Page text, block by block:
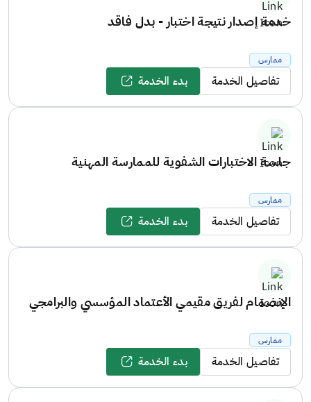
خدمة إصدار نتيجة اختبار - بدل فاقد
ممارس
تفاصيل الخدمة بدء الخدمة
جلسة الاختبارات الشفوية للممارسة المهنية
ممارس
تفاصيل الخدمة بدء الخدمة
الإنضمام لفريق مقيمي الأعتماد المؤسسي والبرامجي
ممارس
تفاصيل الخدمة بدء الخدمة